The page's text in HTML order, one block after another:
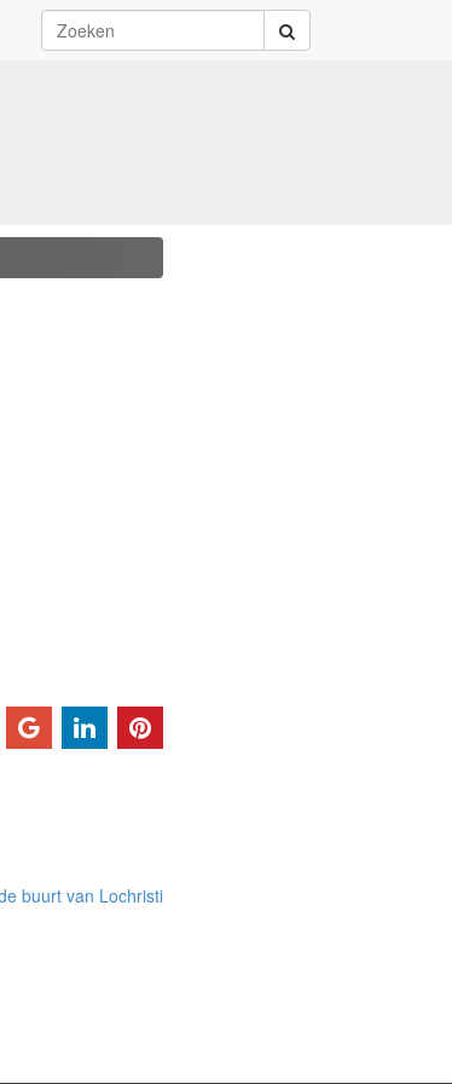
buurt van Lochristi